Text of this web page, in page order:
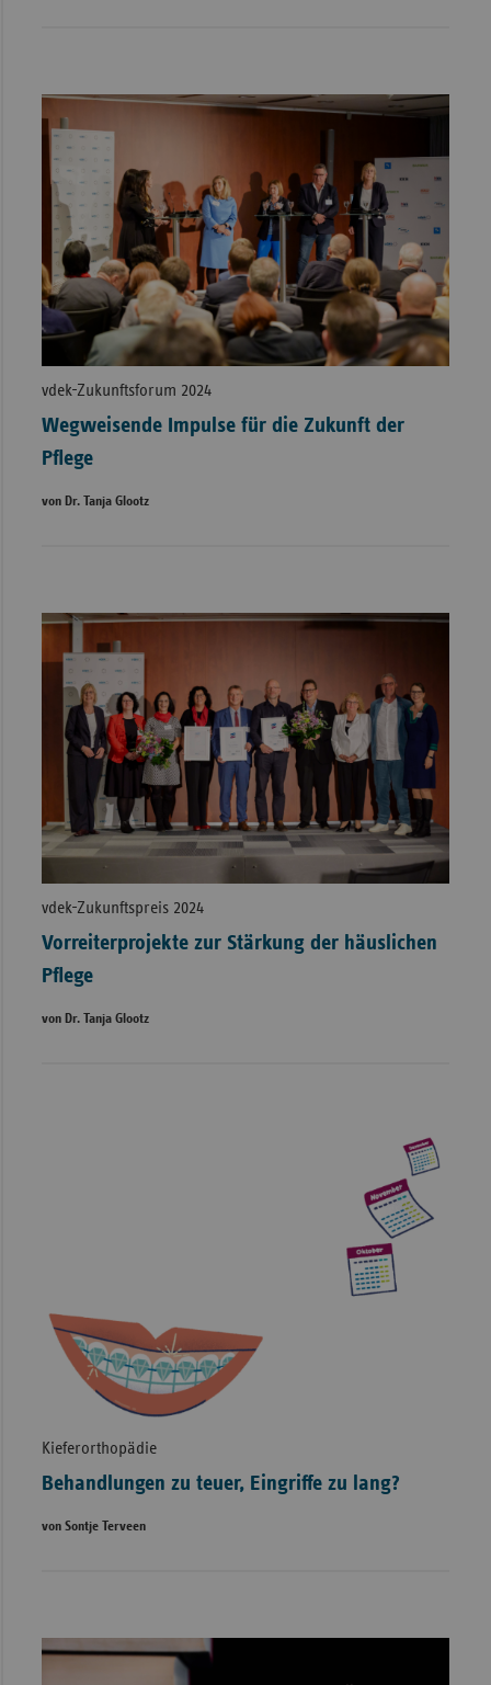
vdek-Zukunftsforum 2024
Wegweisende Impulse für die Zukunft der
Pflege
von Dr. Tanja Glootz
vdek-Zukunftspreis 2024
Vorreiterprojekte zur Stärkung der häuslichen
Pflege
von Dr. Tanja Glootz
Kieferorthopädie
Behandlungen zu teuer, Eingriffe zu lang?
von Sontje Terveen